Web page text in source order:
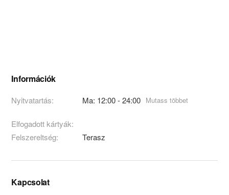
Információk
Nyitvatartás: Ma: 12:00 - 24:00 Mutass többet
Elfogadott kártyák:
Felszereltség:
Terasz
Kapcsolat